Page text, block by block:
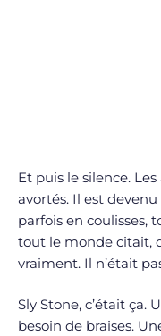
Et puis le silence.
avortés. Il est
parfois en coulisses,
tout le monde citait,
vraiment. Il n’était
Sly Stone, c’était ça.
besoin de braises.